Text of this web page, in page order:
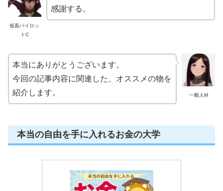
仮面パイロッ
トC
感謝する。
一般人M
本当にありがとうございます。
今回の記事内容に関連した、オススメの物を
紹介します。
本当の自由を手に入れるお金の大学